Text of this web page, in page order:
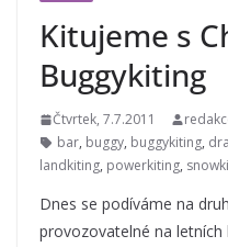
Kitujeme s
Buggykiting
Čtvrtek, 7.7.2011
bar, buggy, buggykiting,
landkiting, powerkiting,
Dnes se podíváme na
provozovatelné na letních